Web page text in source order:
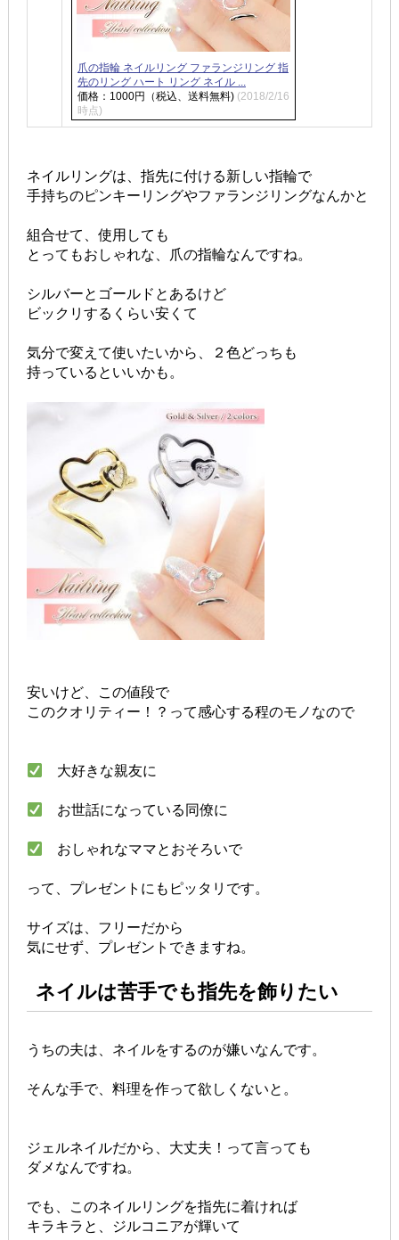
爪の指輪 ネイルリング ファランジリング 指
先のリング ハート リング ネイル ...
価格：1000円（税込、送料無料) (2018/2/16
時点)
ネイルリングは、指先に付ける新しい指輪で
手持ちのピンキーリングやファランジリングなんかと
組合せて、使用しても
とってもおしゃれな、爪の指輪なんですね。
シルバーとゴールドとあるけど
ビックリするくらい安くて
気分で変えて使いたいから、２色どっちも
持っているといいかも。
安いけど、この値段で
このクオリティー！？って感心する程のモノなので
大好きな親友に
お世話になっている同僚に
おしゃれなママとおそろいで
って、プレゼントにもピッタリです。
サイズは、フリーだから
気にせず、プレゼントできますね。
ネイルは苦手でも指先を飾りたい
うちの夫は、ネイルをするのが嫌いなんです。
そんな手で、料理を作って欲しくないと。
ジェルネイルだから、大丈夫！って言っても
ダメなんですね。
でも、このネイルリングを指先に着ければ
キラキラと、ジルコニアが輝いて